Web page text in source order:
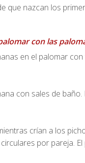
que nazcan los
con las
en el palomar
con sales de
crían a los
por pareja.